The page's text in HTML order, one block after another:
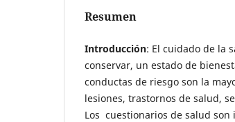
Resumen
Introducción: El cuidado de la
conservar, un estado de
conductas de riesgo son la
lesiones, trastornos de salud,
Los cuestionarios de salud